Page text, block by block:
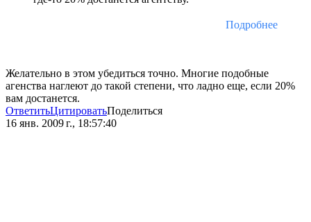
Подробнее
Желательно в этом убедиться точно. Многие подобные
агенства наглеют до такой степени, что ладно еще, если 20%
вам достанется.
ОтветитьЦитироватьПоделиться
16 янв. 2009 г., 18:57:40